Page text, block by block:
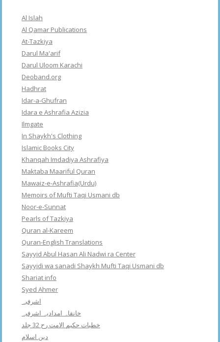
Al Islah
Al Qamar Publications
At-Tazkiya
Darul Ma'arif
Darul Uloom Karachi
Deoband.org
Hadhrat
Idar-a-Ghufran
Idara e Ashrafia Azizia
Ilmgate
In Shaykh's Clothing
Islamic Books City
Khanqah Imdadiya Ashrafiya
Maktaba Maariful Quran
Mawaiz-e-Ashrafia(Urdu)
Memoirs of Mufti Taqi Usmani db
Noor-e-Sunnat
Pearls of Tazkiya
Quran al-Kareem
Quran-English Translations
Sayyid Abul Hasan Ali Nadwi ra Center
Sayyidi wa sanadi Shaykh Mufti Taqi Usmani db
Shariat info
Syed Ahmer
اشرفبہ
خانقاہ امدادیہ اشرفیہ
خطبات حکیم الامت رح 32 جلد
دین اسلام